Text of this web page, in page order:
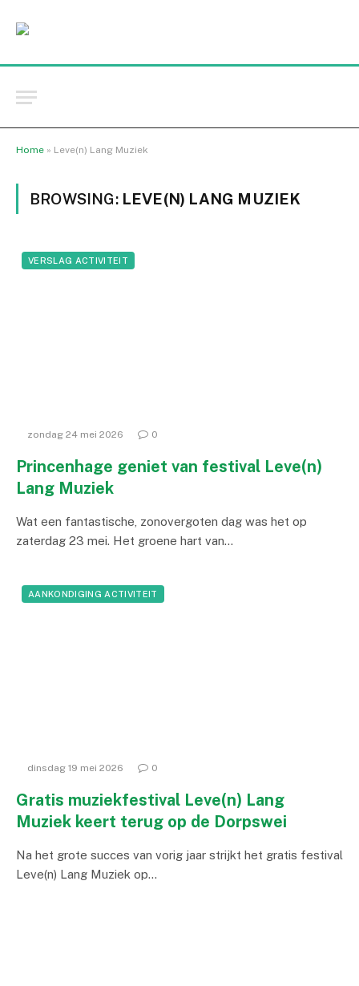
Home » Leve(n) Lang Muziek
BROWSING: LEVE(N) LANG MUZIEK
VERSLAG ACTIVITEIT
zondag 24 mei 2026 0
Princenhage geniet van festival Leve(n)
Lang Muziek
Wat een fantastische, zonovergoten dag was het op
zaterdag 23 mei. Het groene hart van…
AANKONDIGING ACTIVITEIT
dinsdag 19 mei 2026 0
Gratis muziekfestival Leve(n) Lang
Muziek keert terug op de Dorpswei
Na het grote succes van vorig jaar strijkt het gratis festival
Leve(n) Lang Muziek op…